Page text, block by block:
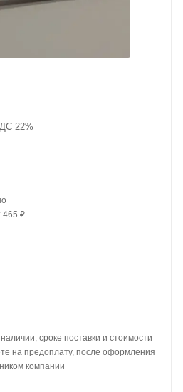
22%
465 ₽
сроке поставки и стоимости
на предоплату, после оформления
компании